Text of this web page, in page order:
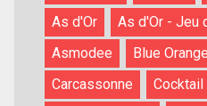
As d'Or
As d'Or - Jeu
Asmodee
Blue Orange
Carcassonne
Cocktail